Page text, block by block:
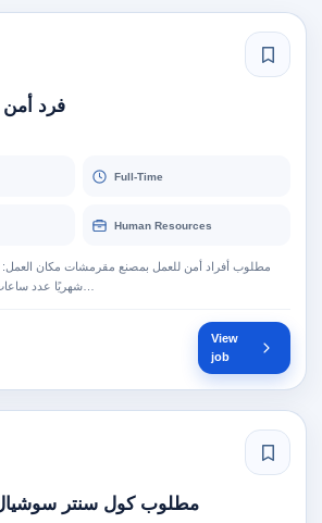
فرد
Full-Time
Human Resources
View
job
مطلوب كول سنتر سوشيال